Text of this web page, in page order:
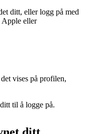
ditt, eller logg på med
Apple eller
vises på profilen,
til å logge på.